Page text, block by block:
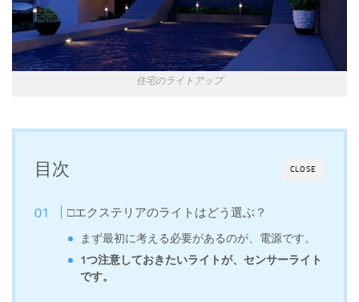
住宅のライトアップ
CLOSE
目次
□エクステリアのライトはどう選ぶ？
まず最初に考える必要があるのが、電源です。
1つ注意しておきたいライトが、センサーライト
です。